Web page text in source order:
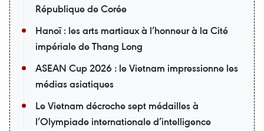
République de Corée
Hanoï : les arts martiaux à l’honneur à la Cité
impériale de Thang Long
ASEAN Cup 2026 : le Vietnam impressionne les
médias asiatiques
Le Vietnam décroche sept médailles à
l’Olympiade internationale d’intelligence